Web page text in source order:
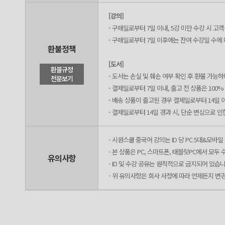
환불정책
환불규정
전문보기
[강의]
- 구매일로부터 7일 이내, 5강 미만 수강 시 고
- 구매일로부터 7일 이후에는 잔여 수강일 수
[도서]
- 도서는 손실 및 훼손 여부 확인 후 환불 가능
- 결제일로부터 7일 이내, 출고 전 상품은
- 배송 상품이 출고된 경우 결제일로부터 14일
- 결제일로부터 14일 경과 시, 단순 변심으로
유의사항
- 시원스쿨 중국어 강의는 ID 당 PC 5대&모바
- 본 상품은 PC, 스마트폰, 태블릿PC에서 모두
- ID 및 수강 공유는 원칙적으로 금지되어 있습
- 위 유의사항은 회사 사정에 따라 언제든지 변